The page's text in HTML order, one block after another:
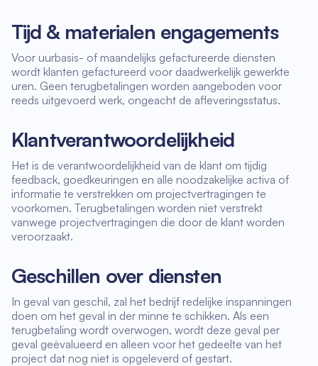
Tijd & materialen engagements
Voor uurbasis- of maandelijks gefactureerde diensten
wordt klanten gefactureerd voor daadwerkelijk gewerkte
uren. Geen terugbetalingen worden aangeboden voor
reeds uitgevoerd werk, ongeacht de afleveringsstatus.
Klantverantwoordelijkheid
Het is de verantwoordelijkheid van de klant om tijdig
feedback, goedkeuringen en alle noodzakelijke activa of
informatie te verstrekken om projectvertragingen te
voorkomen. Terugbetalingen worden niet verstrekt
vanwege projectvertragingen die door de klant worden
veroorzaakt.
Geschillen over diensten
In geval van geschil, zal het bedrijf redelijke inspanningen
doen om het geval in der minne te schikken. Als een
terugbetaling wordt overwogen, wordt deze geval per
geval geëvalueerd en alleen voor het gedeelte van het
project dat nog niet is opgeleverd of gestart.